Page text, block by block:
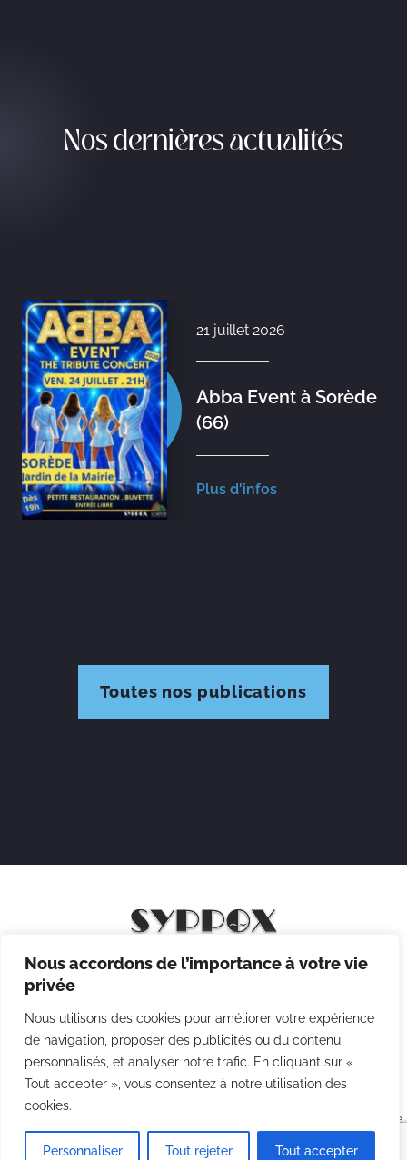
Nous accordons de l’importance à votre vie
privée
Nous utilisons des cookies pour améliorer votre expérience
de navigation, proposer des publicités ou du contenu
personnalisés, et analyser notre trafic. En cliquant sur «
Tout accepter », vous consentez à notre utilisation des
cookies.
Personnaliser Tout rejeter Tout accepter
Nos dernières actualités
21 juillet 2026
Abba Event à Sorède
(66)
Plus d'infos
Toutes nos publications
Mentions légales
Politique des cookies
CGV
Agence
Point Com